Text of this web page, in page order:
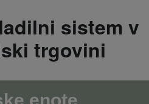
sistem v
trgovini